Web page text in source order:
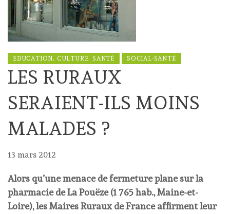
EDUCATION, CULTURE, SANTÉ SOCIAL-SANTÉ
LES RURAUX
SERAIENT-ILS MOINS
MALADES ?
13 mars 2012
Alors qu’une menace de fermeture plane sur la
pharmacie de La Pouëze (1 765 hab., Maine-et-
Loire), les Maires Ruraux de France affirment leur